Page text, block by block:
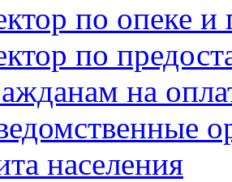
по опеке и
по
на
населения